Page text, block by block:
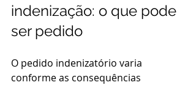
indenização: o que pode
ser pedido
O pedido indenizatório varia
conforme as consequências